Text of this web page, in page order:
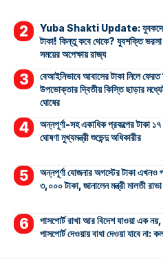
Yuba Shakti Update: যুবকদের
টাকা! কিন্তু কবে থেকে? যুবশক্তি ভরসা
সময়ের অপেক্ষায় রাজ্য
বেআইনিভাবে আবাসের টাকা নিলে ফেরত
উপভোক্তার দ্বিতীয় কিস্তি ছাড়ার
ঘোষের
অন্নপূর্ণা-সহ একাধিক প্রকল্পের টাকা
ঘোষণা মুখ্যমন্ত্রী শুভেন্দু অধিকারীর
অন্নপূর্ণা যোজনার অগস্টের টাকা এখনও
৩,০০০ টাকা, জানালেন মন্ত্রী মালতী রাভা
পাসপোর্ট রাখা আর বিদেশ যাওয়া এক
পাসপোর্ট দেওয়ায় বাধা দেওয়া যাবে না: